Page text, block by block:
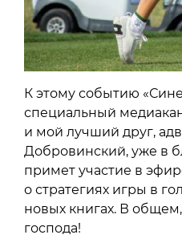
К этому событию
специальный
и мой лучший друг,
Добровинский, уже в
примет участие в
о стратегиях игры в
новых книгах. В
господа!